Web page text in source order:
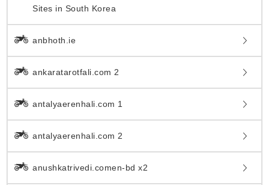
Sites in South Korea
anbhoth.ie
ankaratarotfali.com 2
antalyaerenhali.com 1
antalyaerenhali.com 2
anushkatrivedi.comen-bd x2